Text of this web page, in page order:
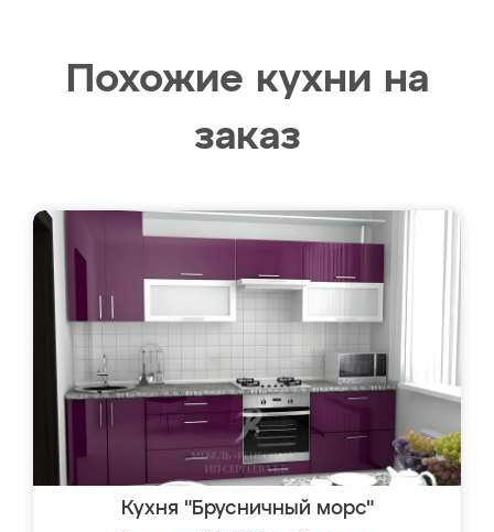
Похожие кухни на
заказ
Кухня "Брусничный морс"